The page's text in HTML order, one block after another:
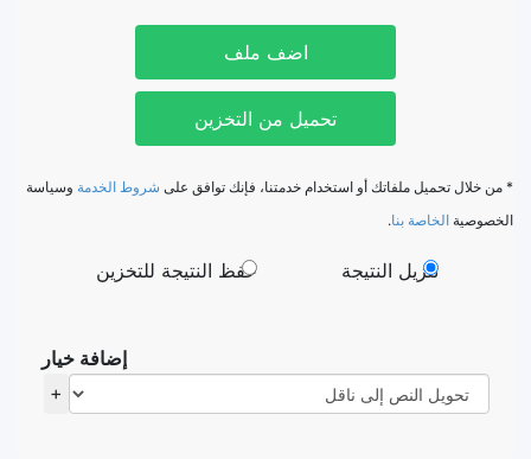
اضف ملف
تحميل من التخزين
* من خلال تحميل ملفاتك أو استخدام خدمتنا، فإنك توافق على شروط الخدمة وسياسة
الخصوصية الخاصة بنا.
تنزيل النتيجة حفظ النتيجة للتخزين
إضافة خيار
+